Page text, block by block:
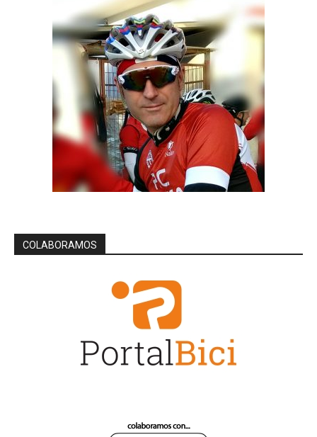
COLABORAMOS